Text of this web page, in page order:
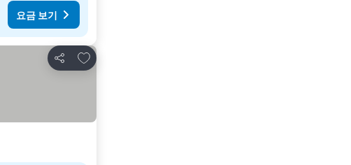
요금 보기
공유
즐겨찾기에 추가